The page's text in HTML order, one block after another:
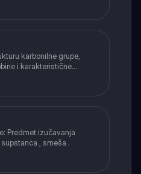
karbonilne grupe,
i karakteristične
oksidacija
Predmet izučavanja
, smeša .